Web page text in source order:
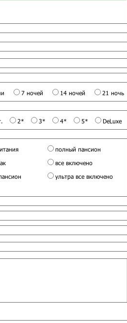
7 ночей 14 ночей
21 ночь
2* 3* 4* 5*
DeLuxe
полный пансион
все включено
ультра все включено